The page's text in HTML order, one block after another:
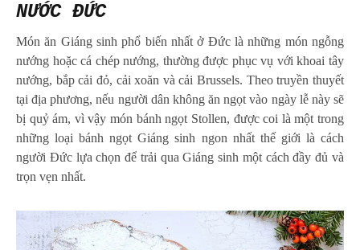
NƯỚC ĐỨC
Món ăn Giáng sinh phổ biến nhất ở Đức là những món ngỗng
nướng hoặc cá chép nướng, thường được phục vụ với khoai tây
nướng, bắp cải đỏ, cải xoăn và cải Brussels. Theo truyền thuyết
tại địa phương, nếu người dân không ăn ngọt vào ngày lễ này sẽ
bị quỷ ám, vì vậy món bánh ngọt Stollen, được coi là một trong
những loại bánh ngọt Giáng sinh ngon nhất thế giới là cách
người Đức lựa chọn để trải qua Giáng sinh một cách đầy đủ và
trọn vẹn nhất.